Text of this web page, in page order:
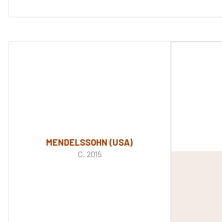
MENDELSSOHN (USA)
C. 2015